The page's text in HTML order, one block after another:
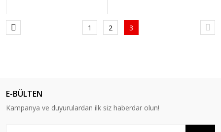
1 2 3
E-BÜLTEN
Kampanya ve duyurulardan ilk siz haberdar olun!